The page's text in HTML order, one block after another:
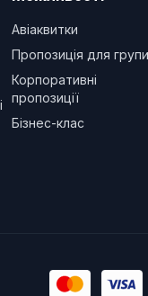
Авіаквитки
Пропозиція для групи
Корпоративні
пропозиції
Бізнес-клас